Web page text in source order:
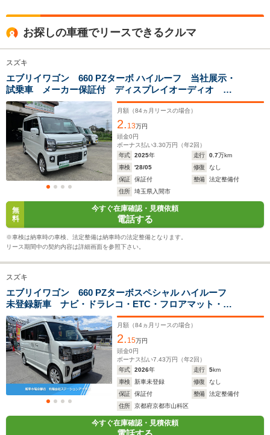
サイズ
WLTCモード
燃費
排気量
駆動方式
全高
1.82m～1.91m
全幅
1.48m
ホイールベース
13.0～15.1km/L
└市街地:11.0～
13.0km/L
16.2km/L
└高速道路:13.7～
FR、4WD
全高
1.82m～1.91m
全幅
1.48m
3.4m
ホイールベース
13.0～13.4km/L
└市街地:11.0～
11.6km/L
14.1km/L
FR、4WD
お探しの車種でリースできるクルマ
スズキ
エブリイワゴン 660 PZターボ ハイルーフ 当社展示・
試乗車 メーカー保証付 ディスプレイオーディオ
USB接続可 Bluetooth接続可 ETC スマートキー プ
ッシュスタート LEDヘットライト シートヒーター
レーダ-ブレ-キサポ-ト 片側電動スライドドア
月額（84ヵ月リースの場合）
2. 13万円
頭金0円
ボーナス払い3.30万円（年2回）
年式
2025年 走行 0.7万km
車検
'28/05 修復
なし
保証
保証付 整備
法定整備付
住所
埼玉県入間市
無
料
今すぐ在庫確認・見積依頼
電話する
※車検は納車時の車検、法定整備は納車時の法定整備となります。
リース期間中の契約内容は詳細画面を参照下さい。
スズキ
エブリイワゴン 660 PZターボスペシャル ハイルーフ
未登録新車 ナビ・ドラレコ・ETC・フロアマット・サ
イドバイザー・ボディコーティング・フロントガラス撥
水7大オプション付きオリジナル特別仕様車・福車
月額（84ヵ月リースの場合）
2. 15万円
頭金0円
ボーナス払い7.43万円（年2回）
年式
2026年 走行 5km
車検
新車未登録 修復
なし
保証
保証付 整備
法定整備付
住所
京都府京都市山科区
今すぐ在庫確認・見積依頼